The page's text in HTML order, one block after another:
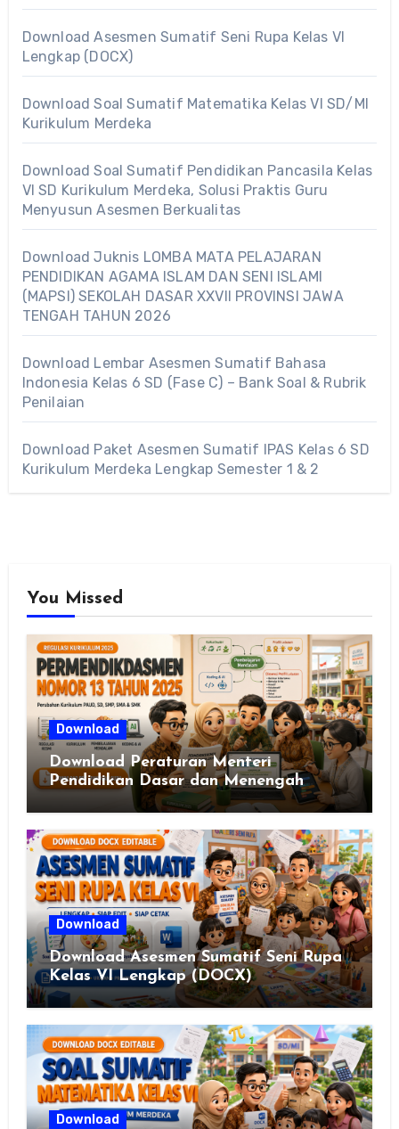
Download Asesmen Sumatif Seni Rupa Kelas VI
Lengkap (DOCX)
Download Soal Sumatif Matematika Kelas VI SD/MI
Kurikulum Merdeka
Download Soal Sumatif Pendidikan Pancasila Kelas
VI SD Kurikulum Merdeka, Solusi Praktis Guru
Menyusun Asesmen Berkualitas
Download Juknis LOMBA MATA PELAJARAN
PENDIDIKAN AGAMA ISLAM DAN SENI ISLAMI
(MAPSI) SEKOLAH DASAR XXVII PROVINSI JAWA
TENGAH TAHUN 2026
Download Lembar Asesmen Sumatif Bahasa
Indonesia Kelas 6 SD (Fase C) – Bank Soal & Rubrik
Penilaian
Download Paket Asesmen Sumatif IPAS Kelas 6 SD
Kurikulum Merdeka Lengkap Semester 1 & 2
You Missed
Download
Download Peraturan Menteri
Pendidikan Dasar dan Menengah
Republik Indonesia Nomor 13 Tahun
2025
Download
Download Asesmen Sumatif Seni Rupa
Kelas VI Lengkap (DOCX)
Download